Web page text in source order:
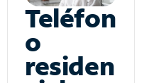
Teléfon
o
residen